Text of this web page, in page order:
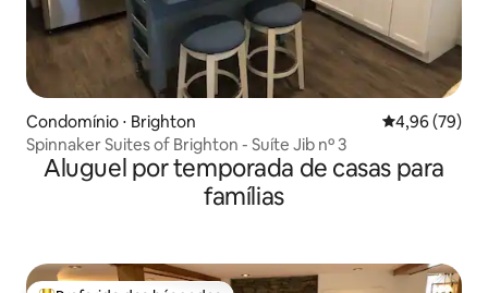
Condomínio ⋅ Brighton 4,96 de uma
4,96 (79)
Spinnaker Suites of Brighton - Suíte Jib nº 3
Aluguel por temporada de casas para
famílias